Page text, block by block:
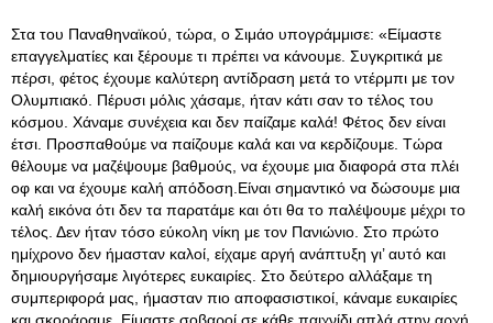
Στα του Παναθηναϊκού, τώρα, ο Σιμάο υπογράμμισε: «Είμαστε
επαγγελματίες και ξέρουμε τι πρέπει να κάνουμε. Συγκριτικά με
πέρσι, φέτος έχουμε καλύτερη αντίδραση μετά το ντέρμπι με τον
Ολυμπιακό. Πέρυσι μόλις χάσαμε, ήταν κάτι σαν το τέλος του
κόσμου. Χάναμε συνέχεια και δεν παίζαμε καλά! Φέτος δεν είναι
έτσι. Προσπαθούμε να παίζουμε καλά και να κερδίζουμε. Τώρα
θέλουμε να μαζέψουμε βαθμούς, να έχουμε μια διαφορά στα πλέι
οφ και να έχουμε καλή απόδοση.Είναι σημαντικό να δώσουμε μια
καλή εικόνα ότι δεν τα παρατάμε και ότι θα το παλέψουμε μέχρι το
τέλος. Δεν ήταν τόσο εύκολη νίκη με τον Πανιώνιο. Στο πρώτο
ημίχρονο δεν ήμασταν καλοί, είχαμε αργή ανάπτυξη γι’ αυτό και
δημιουργήσαμε λιγότερες ευκαιρίες. Στο δεύτερο αλλάξαμε τη
συμπεριφορά μας, ήμασταν πιο αποφασιστικοί, κάναμε ευκαιρίες